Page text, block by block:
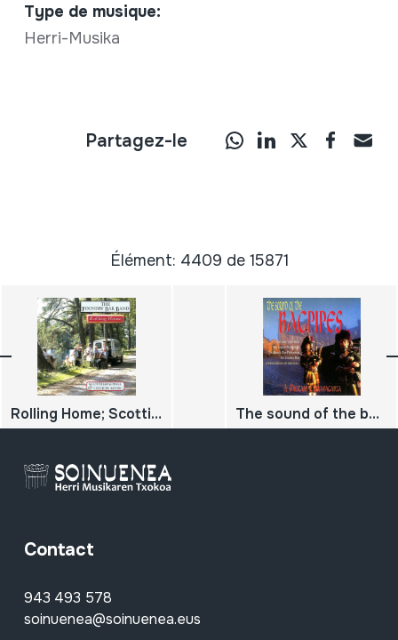
Type de musique:
Herri-Musika
Partagez-le
Élément: 4409 de 15871
Rolling Home; Scottish songs & ceilidh music The sound of the bagpipes; a military extravaganza
Contact
943 493 578
soinuenea@soinuenea.eus